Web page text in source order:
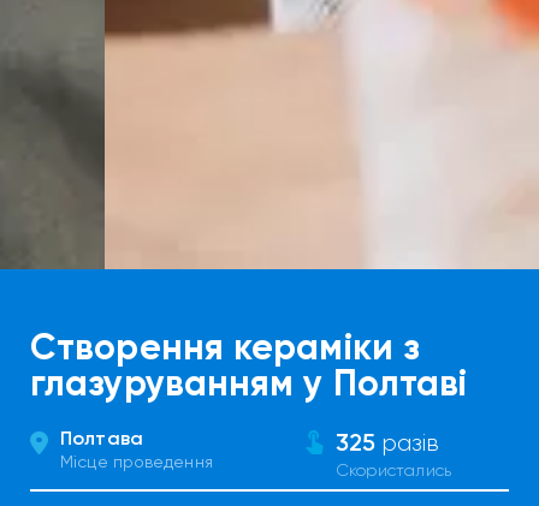
Створення кераміки з
глазуруванням у Полтаві
Полтава
Місце проведення
325разів
Скористались